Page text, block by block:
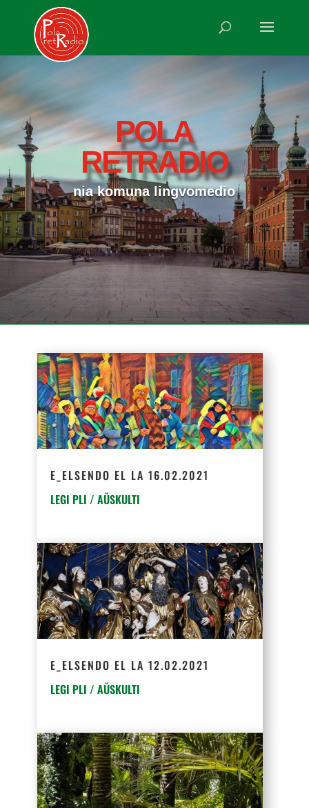
POLA
RETRADIO
nia komuna lingvomedio
E_ELSENDO EL LA 16.02.2021
LEGI PLI / AŬSKULTI
E_ELSENDO EL LA 12.02.2021
LEGI PLI / AŬSKULTI